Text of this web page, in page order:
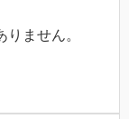
ません。